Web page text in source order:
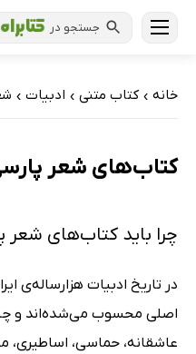
جستجو در
خانه › کتاب‌ متنی › ادبیات ›
کتاب‌های شعر
چرا باید کتاب‌های شعر
در تاریخ ادبیات هزارساله‌ی
اصلی محسوب می‌شده‌اند و
عاشقانه، حماسی، اساطیری،